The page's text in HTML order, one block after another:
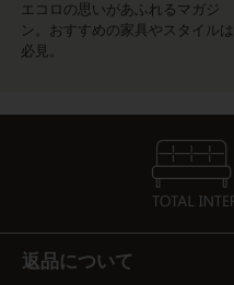
エコロの思いがあふれるマガジ
ン。おすすめの家具やスタイルは
必見。
返品について